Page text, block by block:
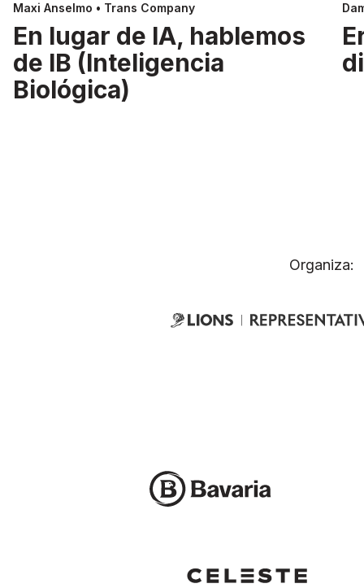
Maxi Anselmo • Trans Company
En lugar de IA, hablemos
de IB (Inteligencia
Biológica)
Organiza: